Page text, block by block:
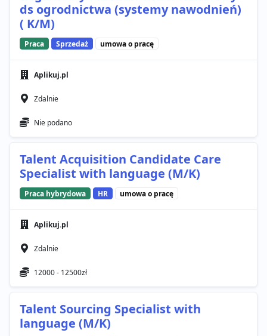
ds ogrodnictwa (systemy nawodnień)
( K/M)
Praca Sprzedaż umowa o pracę
Aplikuj.pl
Zdalnie
Nie podano
Talent Acquisition Candidate Care
Specialist with language (M/K)
Praca hybrydowa HR umowa o pracę
Aplikuj.pl
Zdalnie
12000 - 12500zł
Talent Sourcing Specialist with
language (M/K)